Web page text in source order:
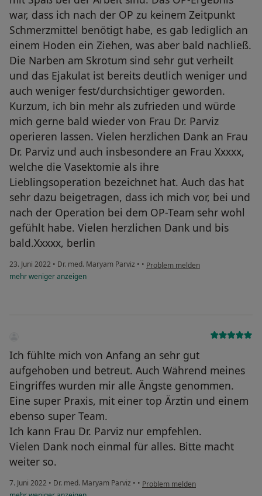
war, dass ich nach der OP zu keinem Zeitpunkt
Schmerzmittel benötigt habe, es gab lediglich an
einem Hoden ein Ziehen, was aber bald nachließ.
Die Narben am Skrotum sind sehr gut verheilt
und das Ejakulat ist bereits deutlich weniger und
auch weniger fest/durchsichtiger geworden.
Kurzum, ich bin mehr als zufrieden und würde
mich gerne bald wieder von Frau Dr. Parviz
operieren lassen. Vielen herzlichen Dank an Frau
Dr. Parviz und auch insbesondere an Frau Xxxxx,
welche die Vasektomie als ihre
Lieblingsoperation bezeichnet hat. Auch das hat
sehr dazu beigetragen, dass ich mich vor, bei und
nach der Operation bei dem OP-Team sehr wohl
gefühlt habe. Vielen herzlichen Dank und bis
bald.Xxxxx, berlin
23. Juni 2022 • Dr. med. Maryam Parviz • • Problem melden
mehrwenigeranzeigen
Ich fühlte mich von Anfang an sehr gut
aufgehoben und betreut. Auch Während meines
Eingriffes wurden mir alle Ängste genommen.
Eine super Praxis, mit einer top Ärztin und einem
ebenso super Team.
Ich kann Frau Dr. Parviz nur empfehlen.
Vielen Dank noch einmal für alles. Bitte macht
weiter so.
7. Juni 2022 • Dr. med. Maryam Parviz • • Problem melden